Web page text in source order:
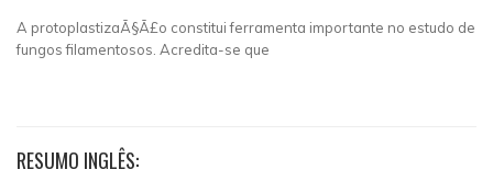
A protoplastizaÃ§Ã£o constitui ferramenta importante no estudo de
fungos filamentosos. Acredita-se que
RESUMO INGLÊS: